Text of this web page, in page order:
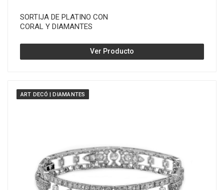
SORTIJA DE PLATINO CON
CORAL Y DIAMANTES
Ver Producto
ART DECÓ | DIAMANTES